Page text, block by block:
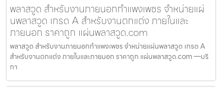
พลาสวูด สำหรับงานภายนอกกำแพงเพชร จำหน่ายแผ่
นพลาสวูด เกรด A สำหรับงานตกแต่ง ภายในและ
ภายนอก ราคาถูก แผ่นพลาสวูด.com
พลาสวูด สำหรับงานภายนอกกำแพงเพชร จำหน่ายแผ่นพลาสวูด เกรด A
สำหรับงานตกแต่ง ภายในและภายนอก ราคาถูก แผ่นพลาสวูด.com —บริ
กา